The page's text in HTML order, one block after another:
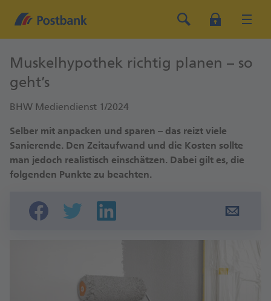
Muskelhypothek richtig planen – so
geht’s
BHW Mediendienst 1/2024
Selber mit anpacken und sparen – das reizt viele
Sanierende. Den Zeitaufwand und die Kosten sollte
man jedoch realistisch einschätzen. Dabei gilt es, die
folgenden Punkte zu beachten.